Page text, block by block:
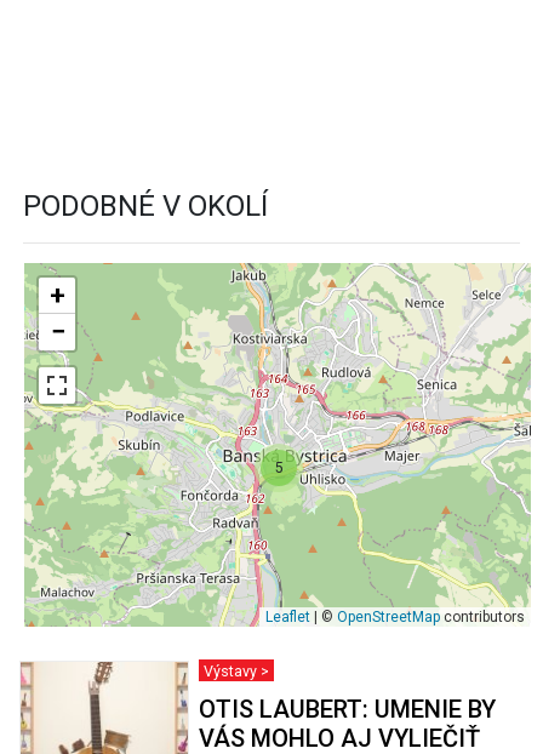
PODOBNÉ V OKOLÍ
5
+
−
Leaflet | © OpenStreetMap contributors
Výstavy >
OTIS LAUBERT: UMENIE BY
VÁS MOHLO AJ VYLIEČIŤ